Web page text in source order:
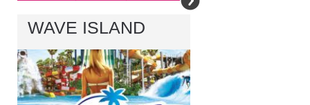
WAVE ISLAND